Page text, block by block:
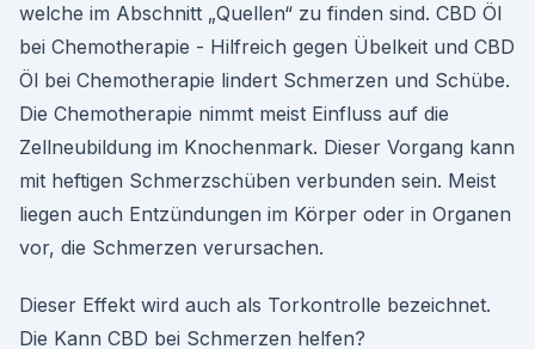
welche im Abschnitt „Quellen“ zu finden sind. CBD Öl
bei Chemotherapie - Hilfreich gegen Übelkeit und CBD
Öl bei Chemotherapie lindert Schmerzen und Schübe.
Die Chemotherapie nimmt meist Einfluss auf die
Zellneubildung im Knochenmark. Dieser Vorgang kann
mit heftigen Schmerzschüben verbunden sein. Meist
liegen auch Entzündungen im Körper oder in Organen
vor, die Schmerzen verursachen.
Dieser Effekt wird auch als Torkontrolle bezeichnet.
Die Kann CBD bei Schmerzen helfen?